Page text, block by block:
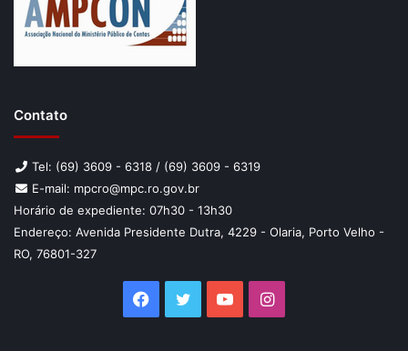
Contato
Tel: (69) 3609 - 6318 / (69) 3609 - 6319
E-mail: mpcro@mpc.ro.gov.br
Horário de expediente: 07h30 - 13h30
Endereço: Avenida Presidente Dutra, 4229 - Olaria, Porto Velho -
RO, 76801-327
Facebook
TwitterYouTubeInstagram